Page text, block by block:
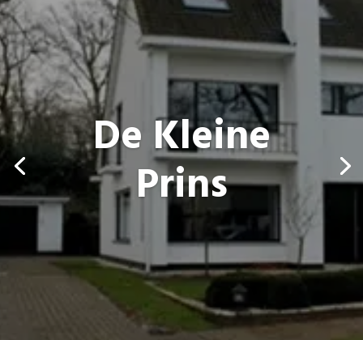
De Kleine
Prins